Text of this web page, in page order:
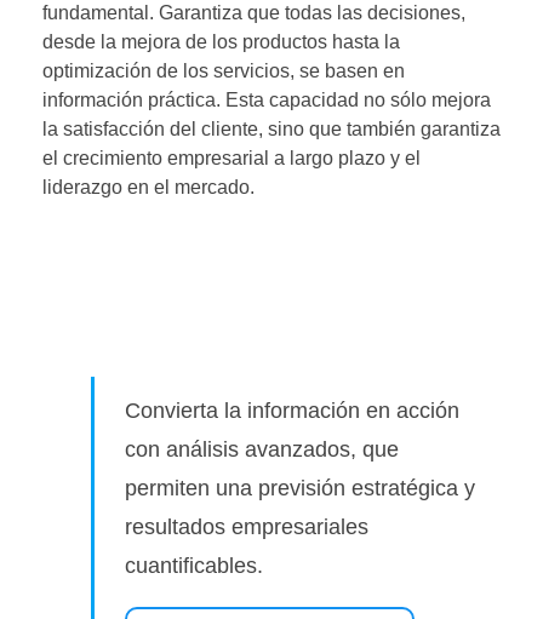
fundamental. Garantiza que todas las decisiones,
desde la mejora de los productos hasta la
optimización de los servicios, se basen en
información práctica. Esta capacidad no sólo mejora
la satisfacción del cliente, sino que también garantiza
el crecimiento empresarial a largo plazo y el
liderazgo en el mercado.
Convierta la información en acción
con análisis avanzados, que
permiten una previsión estratégica y
resultados empresariales
cuantificables.